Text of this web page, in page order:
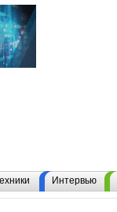
Интервью